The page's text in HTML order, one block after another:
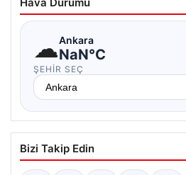
☁Ankara
NaN°C
ŞEHIR SEÇ
Bizi Takip Edin